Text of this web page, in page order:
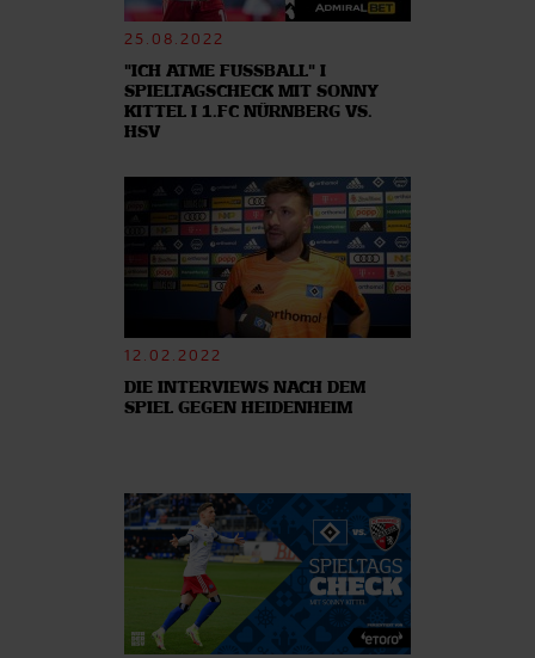
25.08.2022
"ICH ATME FUSSBALL" I
SPIELTAGSCHECK MIT SONNY
KITTEL I 1.FC NÜRNBERG VS.
HSV
12.02.2022
DIE INTERVIEWS NACH DEM
SPIEL GEGEN HEIDENHEIM